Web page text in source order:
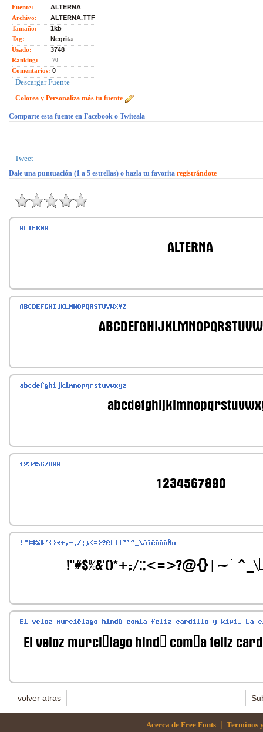
Fuente:
ALTERNA
Archivo:
ALTERNA.TTF
Tamaño:
1kb
Tag:
Negrita
Usado:
3748
Ranking:
70
Comentarios: 0
Descargar Fuente
Colorea y Personaliza más tu fuente
Comparte esta fuente en Facebook o Twiteala
Tweet
Dale una puntuación (1 a 5 estrellas) o hazla tu favorita registrándote
volver atras
Acerca de Free Fonts | Terminos